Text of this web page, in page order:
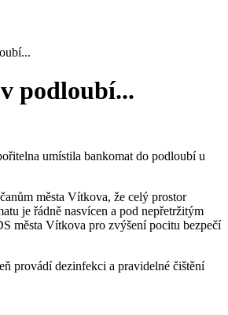
podloubí...
umístila bankomat do podloubí u
města Vítkova, že celý prostor
je řádně nasvícen a pod nepřetržitým
města Vítkova pro zvýšení pocitu bezpečí
provádí dezinfekci a pravidelné čištění